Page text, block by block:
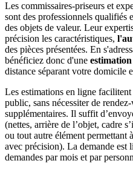
Les commissaires-priseurs et
sont des professionnels qualifiés
des objets de valeur. Leur
précision les caractéristiques,
des pièces présentées. En
bénéficiez donc d'une
distance séparant votre domicile
Les estimations en ligne
public, sans nécessiter de
supplémentaires. Il suffit
(nettes, arrière de l’objet, cadre
ou tout autre élément permettant
avec précision). La demande est
demandes par mois et par